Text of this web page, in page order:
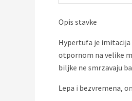
Opis stavke
Hypertufa je
otpornom na velike
biljke ne smrzavaju
Lepa i bezvremena,